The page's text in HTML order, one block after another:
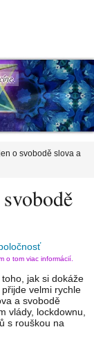
o svobodě slova a
o tom viac informácií.
jak si dokáže
velmi rychle
a svobodě
vlády, lockdownu,
s rouškou na